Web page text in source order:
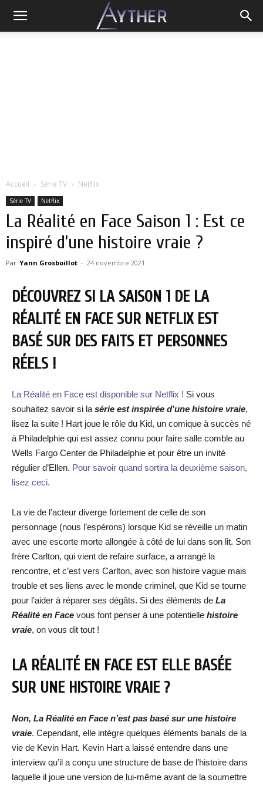
Accueil Série TV Netflix
Série TV Netflix
La Réalité en Face Saison 1 : Est ce
inspiré d’une histoire vraie ?
Par Yann Grosboillot - 24 novembre 2021
DÉCOUVREZ SI LA SAISON 1 DE LA
RÉALITÉ EN FACE SUR NETFLIX EST
BASÉ SUR DES FAITS ET PERSONNES
RÉELS !
La Réalité en Face est disponible sur Netflix ! Si vous
souhaitez savoir si la série est inspirée d’une histoire vraie,
lisez la suite ! Hart joue le rôle du Kid, un comique à succès né
à Philadelphie qui est assez connu pour faire salle comble au
Wells Fargo Center de Philadelphie et pour être un invité
régulier d’Ellen. Pour savoir quand sortira la deuxième saison,
lisez ceci.
La vie de l’acteur diverge fortement de celle de son
personnage (nous l’espérons) lorsque Kid se réveille un matin
avec une escorte morte allongée à côté de lui dans son lit. Son
frère Carlton, qui vient de refaire surface, a arrangé la
rencontre, et c’est vers Carlton, avec son histoire vague mais
trouble et ses liens avec le monde criminel, que Kid se tourne
pour l’aider à réparer ses dégâts. Si des éléments de La
Réalité en Face vous font penser à une potentielle histoire
vraie, on vous dit tout !
LA RÉALITÉ EN FACE EST ELLE BASÉE
SUR UNE HISTOIRE VRAIE ?
Non, La Réalité en Face n’est pas basé sur une histoire
vraie. Cependant, elle intègre quelques éléments banals de la
vie de Kevin Hart. Kevin Hart a laissé entendre dans une
interview qu’il a conçu une structure de base de l’histoire dans
laquelle il joue une version de lui-même avant de la soumettre